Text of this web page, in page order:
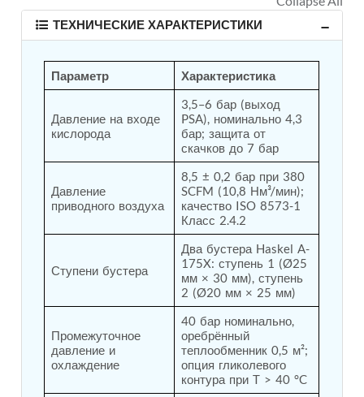
Weapon Loading Trolley
Test Equipment For Pump And Centrifugal
Breather
Hydraulic Loading System
Aircraft Arrester Barrier System
Power Shuttle Transmission Test Rig
Automated Inverter Test Rig On Lab View
Doppler Vor Test Rack
Test Rig For Irab Brake System
Oxygen Gas Boosting Station
Oxygen Boosting System For Oxygen Generation
Plant Psa
Advanced Test & Calibration Bench for Integrated
Fuel Pump and Controller in Aircraft Engines
Integration Simulator
Vehicle-Mounted Expandable Battery Command
Post (BCP)
Universal Self-Generating Nitrogen Service Cart
ТЕХНИЧЕСКИЕ ХАРАКТЕРИСТИКИ
Параметр Характеристика
Давление на входе
кислорода
3,5–6 бар (выход
PSA), номинально 4,3
бар; защита от
скачков до 7 бар
Давление
приводного воздуха
8,5 ± 0,2 бар при 380
SCFM (10,8 Нм³/мин);
качество ISO 8573-1
Класс 2.4.2
Ступени бустера
Два бустера Haskel A-
175X: ступень 1 (Ø25
мм × 30 мм), ступень
2 (Ø20 мм × 25 мм)
Промежуточное
давление и
охлаждение
40 бар номинально,
оребрённый
теплообменник 0,5 м²;
опция гликолевого
контура при T > 40 °C